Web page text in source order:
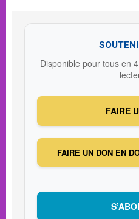
Disponible pour tous en
FAIRE
FAIRE UN DON EN